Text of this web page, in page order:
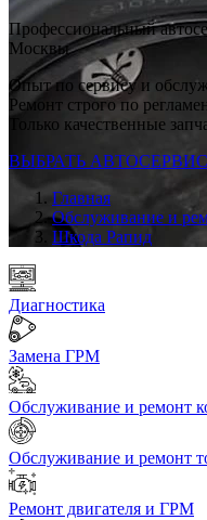
Профессиональный
Москвы
Опыт по сервису и
Ремонт строго по
Только качественные
ВЫБРАТЬ АВТОСЕРВИС
Главная
Обслуживание и
Шкода Рапид
Диагностика
Замена ГРМ
Обслуживание и ремонт
Обслуживание и ремонт
Ремонт двигателя и ГРМ